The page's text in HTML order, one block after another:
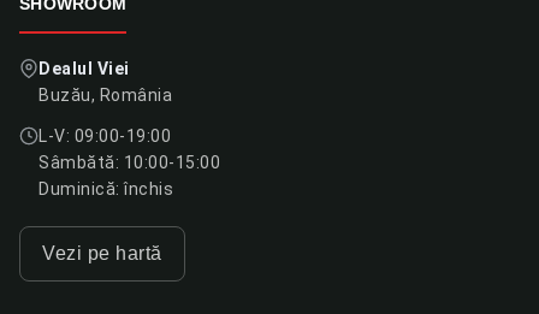
Dealul Viei
Buzău, România
L-V: 09:00-19:00
Sâmbătă: 10:00-15:00
Duminică: închis
Vezi pe hartă